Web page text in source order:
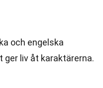
och engelska
ger liv åt karaktärerna.